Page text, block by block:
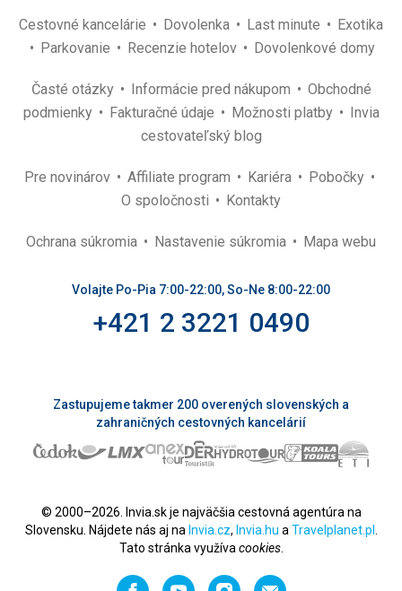
Cestovné kancelárie Dovolenka Last minute
Exotika
Parkovanie
Recenzie hotelov Dovolenkové domy
Časté otázky Informácie pred nákupom
Obchodné
podmienky
Fakturačné údaje Možnosti platby
Invia
cestovateľský blog
Pre novinárov Affiliate program Kariéra
Pobočky
O spoločnosti
Kontakty
Ochrana súkromia Nastavenie súkromia Mapa webu
Volajte Po-Pia 7:00-22:00, So-Ne 8:00-22:00
+421 2 3221 0490
Zastupujeme takmer 200 overených slovenských a
zahraničných cestovných kancelárií
© 2000–2026. Invia.sk je najväčšia cestovná agentúra na
Slovensku. Nájdete nás aj na Invia.cz, Invia.hu a Travelplanet.pl
Tato stránka využíva cookies.